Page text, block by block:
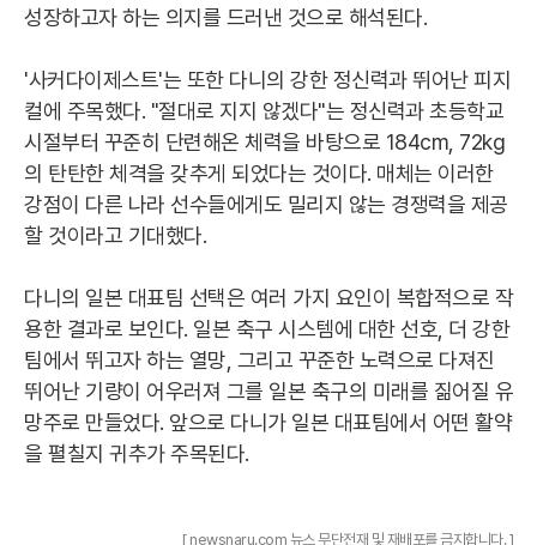
성장하고자 하는 의지를 드러낸 것으로 해석된다.
'사커다이제스트'는 또한 다니의 강한 정신력과 뛰어난 피지
컬에 주목했다. "절대로 지지 않겠다"는 정신력과 초등학교
시절부터 꾸준히 단련해온 체력을 바탕으로 184cm, 72kg
의 탄탄한 체격을 갖추게 되었다는 것이다. 매체는 이러한
강점이 다른 나라 선수들에게도 밀리지 않는 경쟁력을 제공
할 것이라고 기대했다.
다니의 일본 대표팀 선택은 여러 가지 요인이 복합적으로 작
용한 결과로 보인다. 일본 축구 시스템에 대한 선호, 더 강한
팀에서 뛰고자 하는 열망, 그리고 꾸준한 노력으로 다져진
뛰어난 기량이 어우러져 그를 일본 축구의 미래를 짊어질 유
망주로 만들었다. 앞으로 다니가 일본 대표팀에서 어떤 활약
을 펼칠지 귀추가 주목된다.
[ newsnaru.com 뉴스 무단전재 및 재배포를 금지합니다. ]